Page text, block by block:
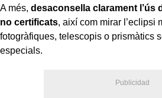
A més, desaconsella clarament l’ús
no certificats, així com mirar l’eclipsi
fotogràfiques, telescopis o prismàtics
especials.